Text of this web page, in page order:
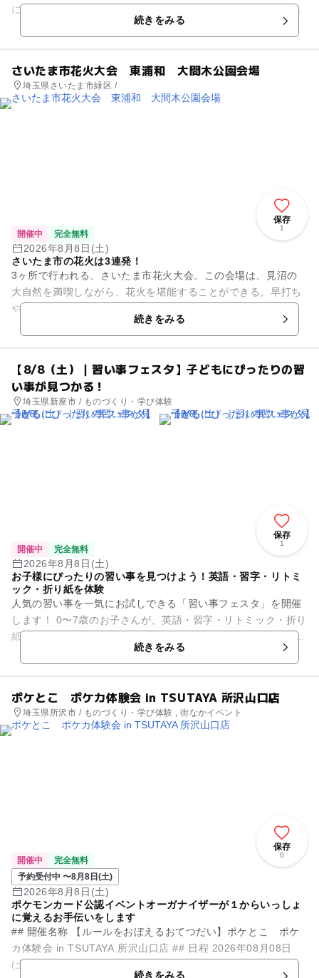
に合わせて歌ったり踊ったりできます。演奏と朗読を通じて、
子どもも大人も楽しめる音楽...続きをみる
さいたま市花火大会 東浦和 大間木公園会場
埼玉県さいたま市緑区 /
保存
1
開催中 完全無料
2026年8月8日(土)
さいたま市の花火は3連発！
3ヶ所で行われる、さいたま市花火大会。この会場は、見沼の
大自然を満喫しながら、花火を堪能することができる。早打ち
やスターマインなど、色とりどりの花火が夜空を焦がす。
続きをみる
【8/8（土）｜習い事フェスタ】子どもにぴったりの習
い事が見つかる！
埼玉県新座市 / ものづくり・学び体験
保存
1
開催中 完全無料
2026年8月8日(土)
お子様にぴったりの習い事を見つけよう！英語・習字・リトミ
ック・折り紙を体験
人気の習い事を一気にお試しできる「習い事フェスタ」を開催
します！ 0〜7歳のお子さんが、英語・習字・リトミック・折り
紙の習い事を体験できる、親子向けのイベントです。 【イベン
続きをみる
ポケとこ ポケカ体験会 in TSUTAYA 所沢山口店
埼玉県所沢市 / ものづくり・学び体験 , 街なかイベント
保存
0
開催中
完全無料
予約受付中 〜8月8日(土)
2026年8月8日(土)
ポケモンカード公認イベントオーガナイザーが１からいっしょ
に覚えるお手伝いをします
## 開催名称 【ルールをおぼえるおてつだい】ポケとこ ポケ
カ体験会 in TSUTAYA 所沢山口店 ## 日程 2026年08月08日
続きをみる